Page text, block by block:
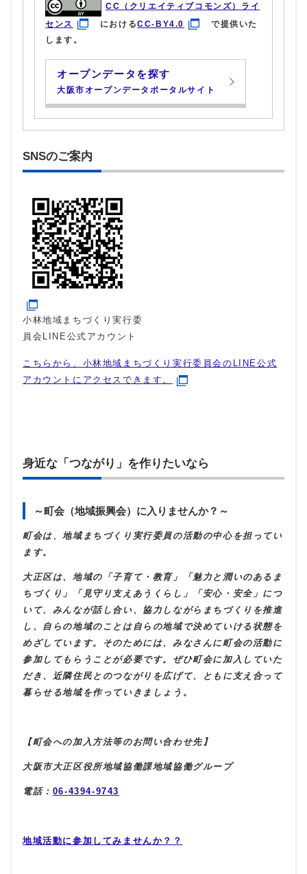
CC（クリエイティブコモンズ）ライ
センス
におけるCC-BY4.0
で提供いた
します。
オープンデータを探す
大阪市オープンデータポータルサイト
SNSのご案内
小林地域まちづくり実行委
員会LINE公式アカウント
こちらから、小林地域まちづくり実行委員会のLINE公式
アカウントにアクセスできます。
身近な「つながり」を作りたいなら
～町会（地域振興会）に入りませんか？～
町会は、地域まちづくり実行委員の活動の中心を担ってい
ます。
大正区は、地域の「子育て・教育」「魅力と潤いのあるま
ちづくり」「見守り支えあうくらし」「安心・安全」につ
いて、みんなが話し合い、協力しながらまちづくりを推進
し、自らの地域のことは自らの地域で決めていける状態を
めざしています。そのためには、みなさんに町会の活動に
参加してもらうことが必要です。ぜひ町会に加入していた
だき、近隣住民とのつながりを広げて、ともに支え合って
暮らせる地域を作っていきましょう。
【町会への加入方法等のお問い合わせ先】
大阪市大正区役所地域協働課地域協働グループ
電話： 06-4394-9743
地域活動に参加してみませんか？？